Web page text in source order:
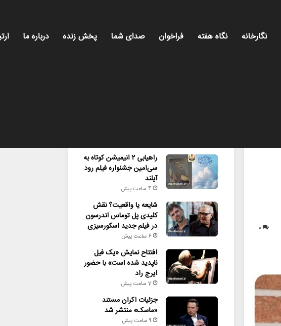
نگارخانه نگاه هفته فراخوان صدای شما پخش زنده درباره ما
۰
راهیابی ۲ انیمیشن کوتاه به
سی‌امین جشنواره فیلم رود
آیلند
4 ساعت پیش
شایعه یا واقعیت؟ نقش
کلیدی پل توماس اندرسون
در فیلم جدید اسکورسیزی
6 ساعت پیش
افتتاح نمایش «یک فیل
ناپدید شده است» با حضور
ایرج راد
7 ساعت پیش
جزئیات اکران مستند
«ماسک» منتشر شد
9 ساعت پیش